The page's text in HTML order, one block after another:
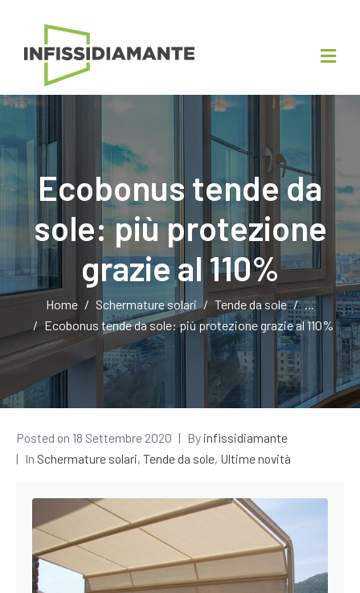
Ecobonus tende da
sole: più protezione
grazie al 110%
Home Schermature solari Tende da sole
...
Ecobonus tende da sole: più protezione grazie al 110%
Posted on 18 Settembre 2020 By infissidiamante
In Schermature solari, Tende da sole, Ultime novità